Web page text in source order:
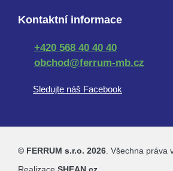
Kontaktní informace
+420 568 40 40 40
obchod@ferrum-mb.cz
Sledujte náš Facebook
© FERRUM s.r.o. 2026. Všechna práva